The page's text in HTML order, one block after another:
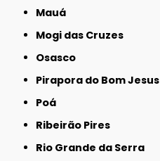
Mauá
Mogi das Cruzes
Osasco
Pirapora do Bom Jesus
Poá
Ribeirão Pires
Rio Grande da Serra